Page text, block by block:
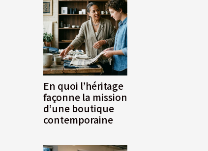
En quoi l’héritage
façonne la mission
d’une boutique
contemporaine